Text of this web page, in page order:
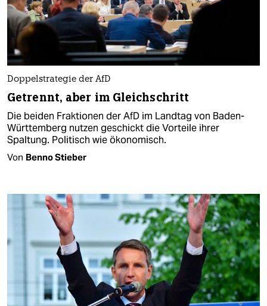
Doppelstrategie der AfD
Getrennt, aber im Gleichschritt
Die beiden Fraktionen der AfD im Landtag von Baden-
Württemberg nutzen geschickt die Vorteile ihrer
Spaltung. Politisch wie ökonomisch.
Von Benno Stieber